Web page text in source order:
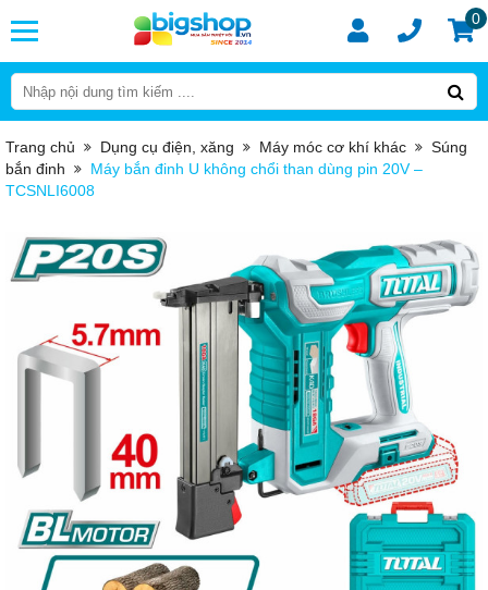
0
Trang chủ Dụng cụ điện, xăng Máy móc cơ khí khác
Súng
bắn đinh
Máy bắn đinh U không chổi than dùng pin 20V –
TCSNLI6008